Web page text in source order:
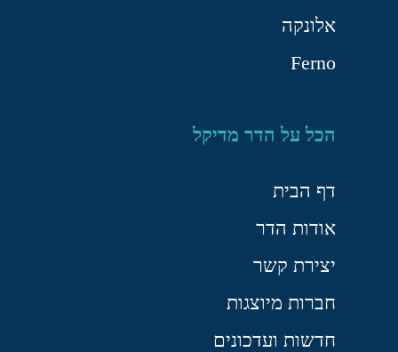
אלונקה
Ferno
הכל על הדר מדיקל
דף הבית
אודות הדר
יצירת קשר
חברות מיוצגות
חדשות ועדכונים